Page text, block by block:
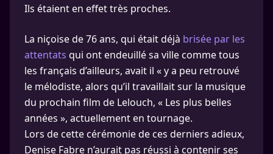
Ils étaient en effet très proches.
La niçoise de 76 ans, qui était déjà brisée par les
attentats qui ont endeuillé sa ville comme tous
les français d’ailleurs, avait il « y a peu retrouvé
le mélodiste, alors qu’il travaillait sur la musique
du prochain film de Lelouch, « Les plus belles
années », actuellement en tournage.
Lors de cette cérémonie de ces derniers adieux,
Denise Fabre n’aurait pas réussi à contenir ses